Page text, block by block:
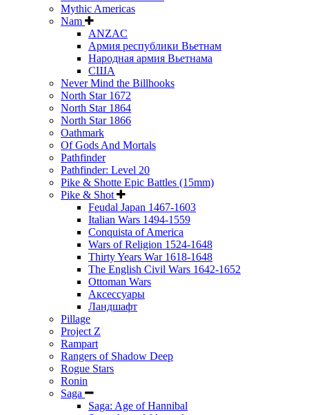
Mythic Americas
Nam
ANZAC
Армия республики Вьетнам
Народная армия Вьетнама
США
Never Mind the Billhooks
North Star 1672
North Star 1864
North Star 1866
Oathmark
Of Gods And Mortals
Pathfinder
Pathfinder: Level 20
Pike & Shotte Epic Battles (15mm)
Pike & Shot
Feudal Japan 1467-1603
Italian Wars 1494-1559
Conquista of America
Wars of Religion 1524-1648
Thirty Years War 1618-1648
The English Civil Wars 1642-1652
Ottoman Wars
Аксессуары
Ландшафт
Pillage
Project Z
Rampart
Rangers of Shadow Deep
Rogue Stars
Ronin
Saga
Saga: Age of Hannibal